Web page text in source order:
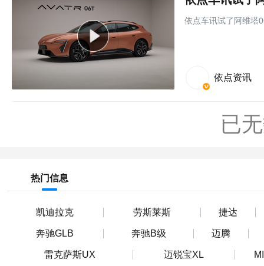
依点车讯试了阿维塔
依点资讯
已
热门信息
凯迪拉克 劳斯莱斯 捷达
奔驰GLB 奔驰B级 迈腾
雷克萨斯UX 迈锐宝XL